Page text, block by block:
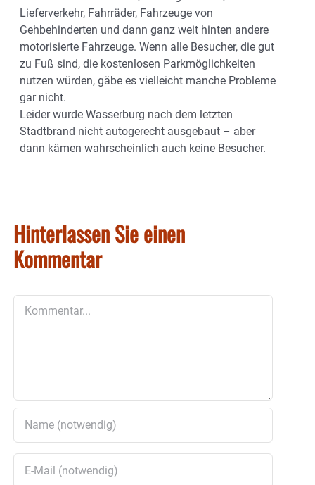
Lieferverkehr, Fahrräder, Fahrzeuge von
Gehbehinderten und dann ganz weit hinten andere
motorisierte Fahrzeuge. Wenn alle Besucher, die gut
zu Fuß sind, die kostenlosen Parkmöglichkeiten
nutzen würden, gäbe es vielleicht manche Probleme
gar nicht.
Leider wurde Wasserburg nach dem letzten
Stadtbrand nicht autogerecht ausgebaut – aber
dann kämen wahrscheinlich auch keine Besucher.
Hinterlassen Sie einen
Kommentar